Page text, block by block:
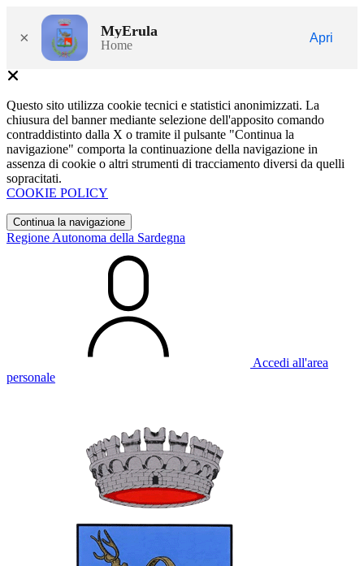
× MyErula
Home
Apri
Questo sito utilizza cookie tecnici e statistici anonimizzati. La
chiusura del banner mediante selezione dell'apposito comando
contraddistinto dalla X o tramite il pulsante "Continua la
navigazione" comporta la continuazione della navigazione in
assenza di cookie o altri strumenti di tracciamento diversi da quelli
sopracitati.
COOKIE POLICY
Continua la navigazione
Regione Autonoma della Sardegna
Accedi all'area
personale